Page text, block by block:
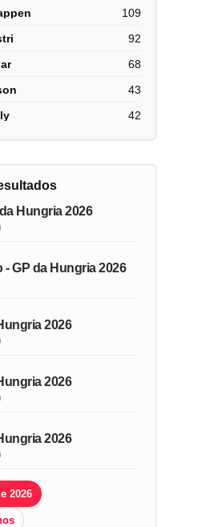
109
92
68
43
42
Hungria 2026
- GP da Hungria 2026
2026
2026
2026
2026